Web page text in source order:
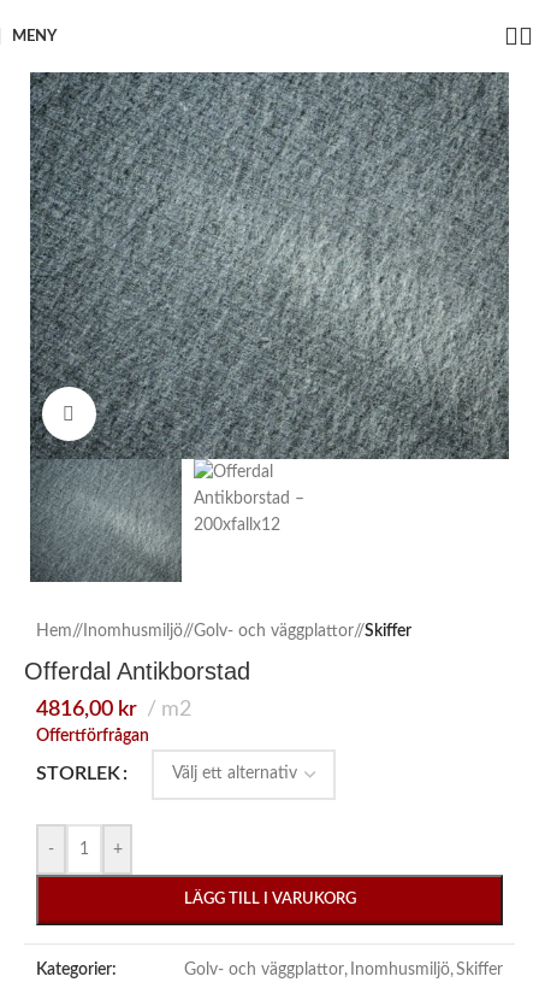
MENY
Click to enlarge
Hem/ Inomhusmiljö/ Golv- och väggplattor/ Skiffer
Offerdal Antikborstad
4816,00 kr m2
Offertförfrågan
STORLEK
- +
LÄGG TILL I VARUKORG
Kategorier: Golv- och väggplattor, Inomhusmiljö,Skiffer